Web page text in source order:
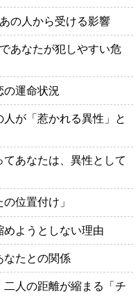
の人から受ける影響
あなたが犯しやすい危
の運命状況
が「惹かれる異性」と
あなたは、異性として
位置付け」
ようとしない理由
なたとの関係
人の距離が縮まる「チ